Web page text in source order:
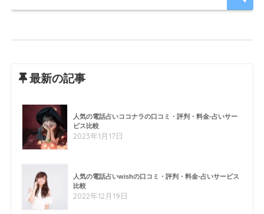
最新の記事
人気の電話占いココナラの口コミ・評判・料金-占いサー
ビス比較
2023年1月17日
人気の電話占いwishの口コミ・評判・料金-占いサービス
比較
2022年12月19日